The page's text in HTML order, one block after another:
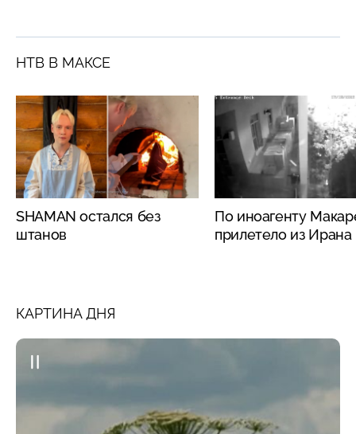
НТВ В МАКСЕ
SHAMAN остался без
штанов
По иноагенту
прилетело из Ирана
КАРТИНА ДНЯ